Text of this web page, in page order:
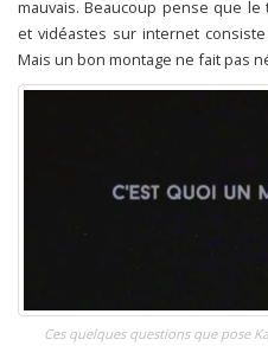
mauvais. Beaucoup pense que
et vidéastes sur internet
Mais un bon montage ne fait pas
Ces quelques questions que pose